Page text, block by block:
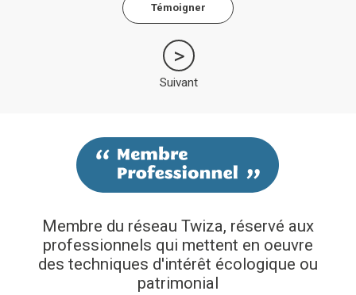
Témoigner
Suivant
Membre du réseau Twiza, réservé aux
professionnels qui mettent en oeuvre
des techniques d'intérêt écologique ou
patrimonial